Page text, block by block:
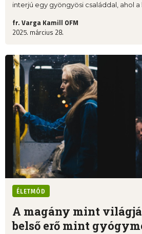
interjú egy gyöngyösi családdal, ahol a
fr. Varga Kamill OFM
2025. március 28.
ÉLETMÓD
A magány mint
belső erő mint